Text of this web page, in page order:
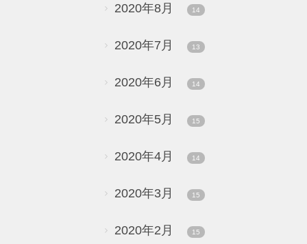
2020年8月 14
2020年7月 13
2020年6月 14
2020年5月 15
2020年4月 14
2020年3月 15
2020年2月 15